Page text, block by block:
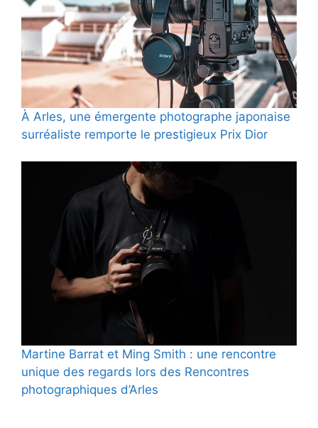
À Arles, une émergente photographe japonaise
surréaliste remporte le prestigieux Prix Dior
Martine Barrat et Ming Smith : une rencontre
unique des regards lors des Rencontres
photographiques d’Arles